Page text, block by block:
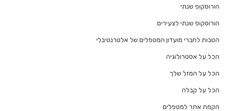
הורוסקופ שנתי
הורוסקופ שנתי לצעירים
הטבות לחברי מועדון המטפלים של אלטרנטיבלי
הכל על אסטרולוגיה
הכל על המזל שלך
הכל על קבלה
הקמת אתר למטפלים